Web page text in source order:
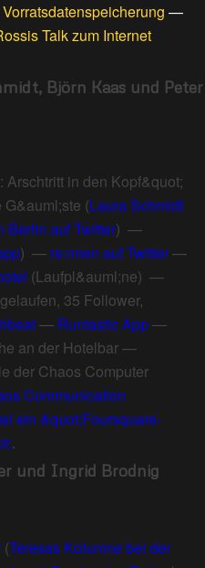
Vorratsdatenspeicherung —
Talk zum Internet
Björn Kaas und Peter
in den Kopf&quot;
G&auml;ste (Laura Schmidt
Berlin auf Twitter) —
) — re:nnen auf Twitter—
(Laufpl&auml;ne) —
35 Follower,
— Runtastic App—
an der Hotelbar—
der Chaos Computer
Communication
ein &quot;Foursquare-
.
und Ingrid Brodnig
(Teresas Kolumne bei der